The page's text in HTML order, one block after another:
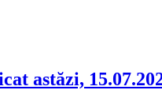
astăzi,